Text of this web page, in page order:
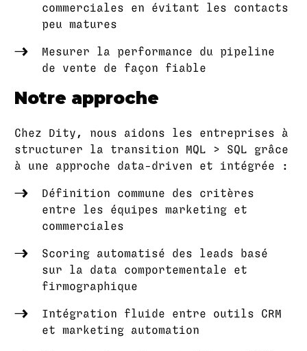
commerciales en évitant les contacts
peu matures
Mesurer la performance du pipeline
de vente de façon fiable
Notre approche
Chez Dity, nous aidons les entreprises à
structurer la transition MQL > SQL grâce
à une approche data-driven et intégrée :
Définition commune des critères
entre les équipes marketing et
commerciales
Scoring automatisé des leads basé
sur la data comportementale et
firmographique
Intégration fluide entre outils CRM
et marketing automation